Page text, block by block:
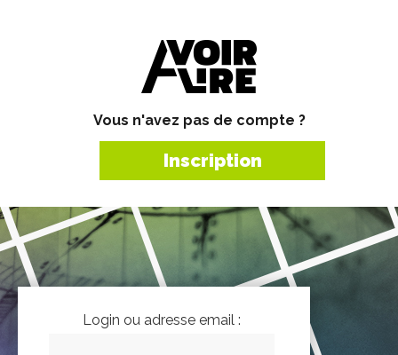
Vous n'avez pas de compte ?
Inscription
Login ou adresse email :